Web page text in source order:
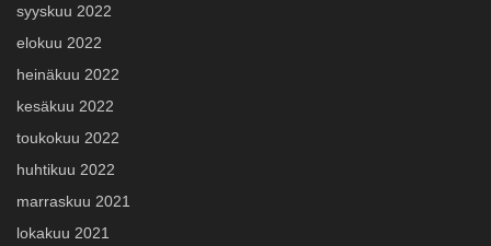
syyskuu 2022
elokuu 2022
heinäkuu 2022
kesäkuu 2022
toukokuu 2022
huhtikuu 2022
marraskuu 2021
lokakuu 2021